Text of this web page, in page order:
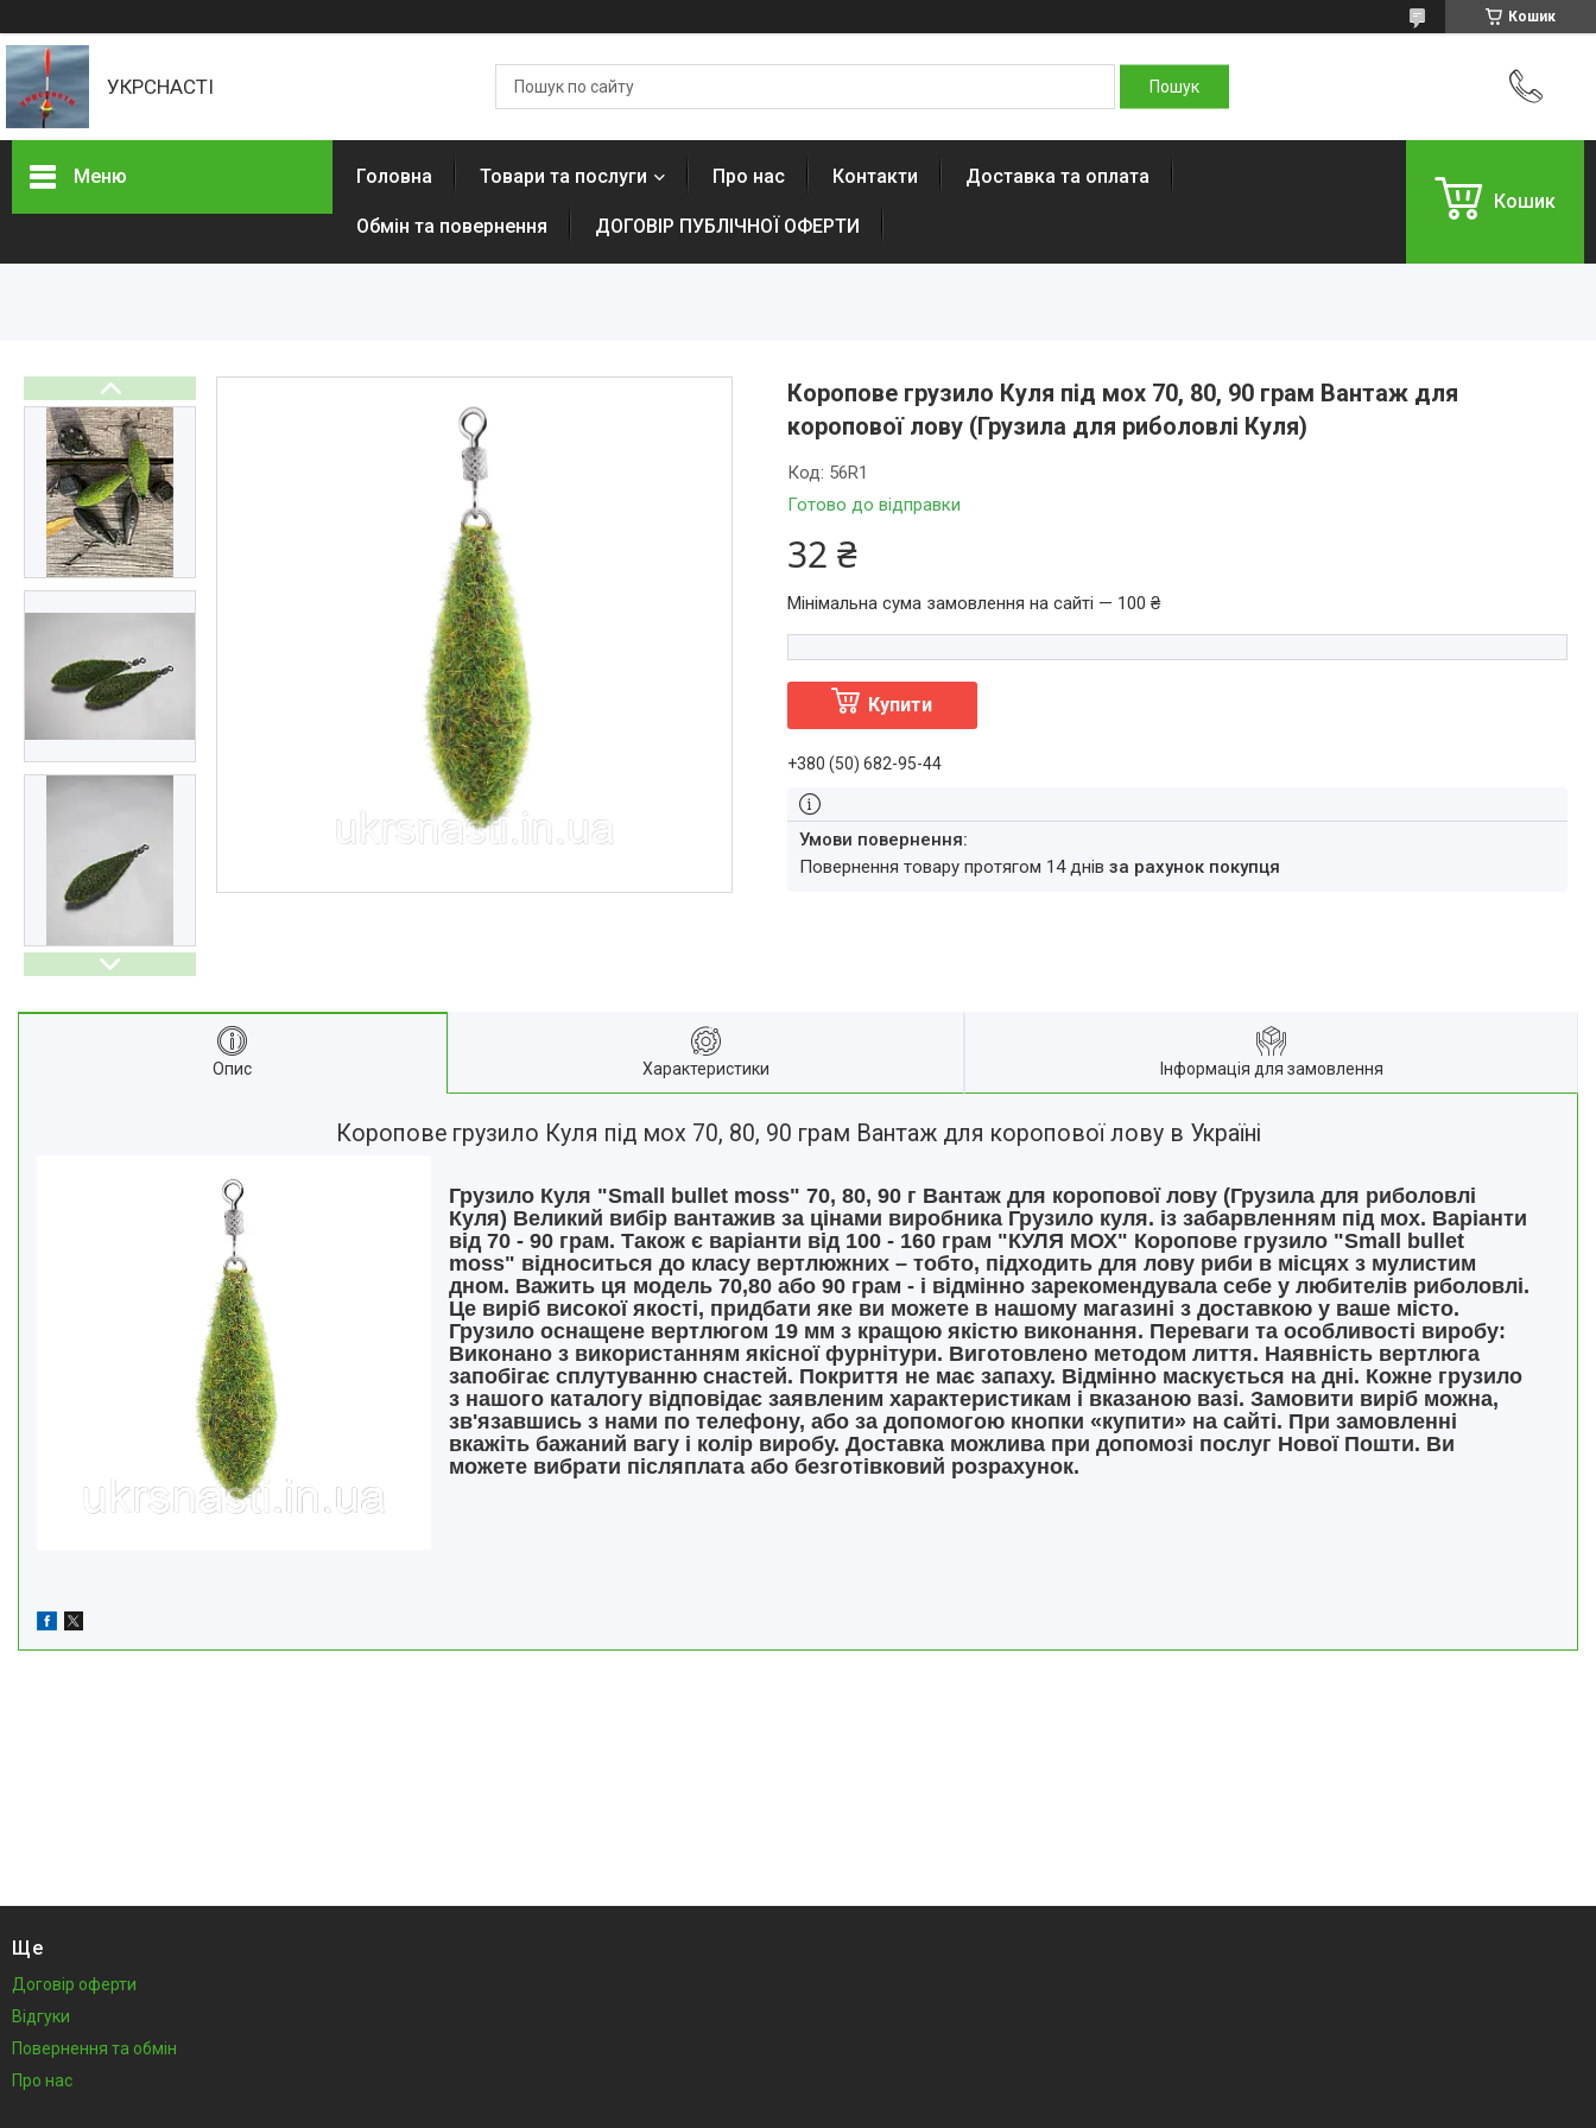
Кошик
УКРСНАСТІ
Меню Головна Товари та послуги Про нас Контакти Доставка та оплата
Обмін та повернення ДОГОВІР ПУБЛІЧНОЇ ОФЕРТИ
Кошик
Коропове грузило Куля під мох 70, 80, 90 грам Вантаж для
коропової лову (Грузила для риболовлі Куля)
Готово до відправки
Код: 56R1
32 ₴
Мінімальна сума замовлення на сайті — 100 ₴
Купити
+380 (50) 682-95-44
повернення товару протягом 14 днів за рахунок покупця
Опис Характеристики Інформація для замовлення
Коропове грузило Куля під мох 70, 80, 90 грам Вантаж для коропової лову в Україні
Грузило Куля "Small bullet moss" 70, 80, 90 г Вантаж для коропової лову (Грузила для риболовлі
Куля) Великий вибір вантажив за цінами виробника Грузило куля. із забарвленням під мох. Варіанти
від 70 - 90 грам. Також є варіанти від 100 - 160 грам "КУЛЯ МОХ" Коропове грузило "Small bullet
moss" відноситься до класу вертлюжних – тобто, підходить для лову риби в місцях з мулистим
дном. Важить ця модель 70,80 або 90 грам - і відмінно зарекомендувала себе у любителів риболовлі.
Це виріб високої якості, придбати яке ви можете в нашому магазині з доставкою у ваше місто.
Грузило оснащене вертлюгом 19 мм з кращою якістю виконання. Переваги та особливості виробу:
Виконано з використанням якісної фурнітури. Виготовлено методом лиття. Наявність вертлюга
запобігає сплутуванню снастей. Покриття не має запаху. Відмінно маскується на дні. Кожне грузило
з нашого каталогу відповідає заявленим характеристикам і вказаною вазі. Замовити виріб можна,
зв'язавшись з нами по телефону, або за допомогою кнопки «купити» на сайті. При замовленні
вкажіть бажаний вагу і колір виробу. Доставка можлива при допомозі послуг Нової Пошти. Ви
можете вибрати післяплата або безготівковий розрахунок.
Ще
Договір оферти
Відгуки
Повернення та обмін
Про нас